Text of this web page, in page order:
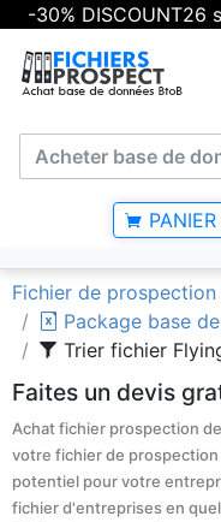
-30% DISCOUNT26
PANIER
Fichier de
Package base
Trier fichier
Faites un devis
Achat fichier prospection
votre fichier de
potentiel pour votre
fichier d'entreprises en